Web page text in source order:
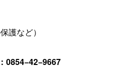
護など）
0854−42−9667